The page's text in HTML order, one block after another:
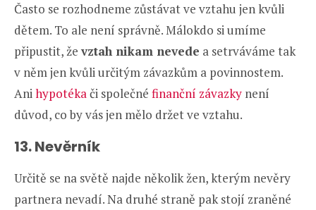
Často se rozhodneme zůstávat ve vztahu jen kvůli
dětem. To ale není správně. Málokdo si umíme
připustit, že vztah nikam nevede a setrváváme tak
v něm jen kvůli určitým závazkům a povinnostem.
Anihypotékači společné finanční závazky není
důvod, co by vás jen mělo držet ve vztahu.
13. Nevěrník
Určitě se na světě najde několik žen, kterým nevěry
partnera nevadí. Na druhé straně pak stojí zraněné